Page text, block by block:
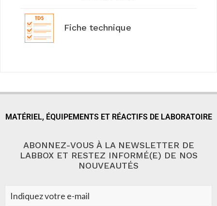
Fiche technique
MATÉRIEL, ÉQUIPEMENTS ET RÉACTIFS DE LABORATOIRE
ABONNEZ-VOUS À LA NEWSLETTER DE
LABBOX ET RESTEZ INFORMÉ(E) DE NOS
NOUVEAUTÉS